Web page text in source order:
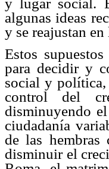
y lugar social.
algunas ideas
y se reajustan
Estos
para decidir y
social y
control del
disminuyendo
ciudadanía
de las
disminuir el